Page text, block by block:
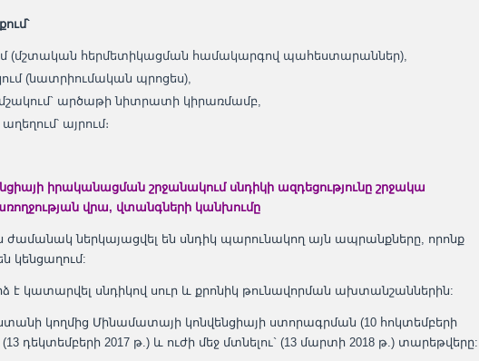
(մշտական հերմետիկացման համակարգով պահեստարաններ),
(նատրիումական պրոցես),
արծաթի նիտրատի կիրառմամբ,
այրում։
իրականացման շրջանակում սնդիկի ազդեցությունը շրջակա
վրա, վտանգների կանխումը
ներկայացվել են սնդիկ պարունակող այն ապրանքները, որոնք
կենցաղում:
է կատարվել սնդիկով սուր և քրոնիկ թունավորման ախտանշաններին:
կողմից Մինամատայի կոնվենցիայի ստորագրման (10 հոկտեմբերի
դեկտեմբերի 2017 թ.) և ուժի մեջ մտնելու` (13 մարտի 2018 թ.) տարեթվերը: